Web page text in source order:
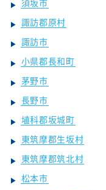
諏訪郡原村
諏訪市
小県郡長和町
茅野市
長野市
埴科郡坂城町
東筑摩郡生坂村
東筑摩郡筑北村
松本市